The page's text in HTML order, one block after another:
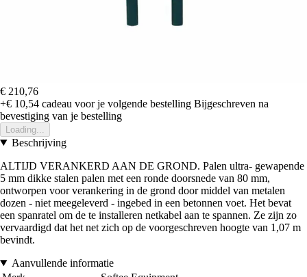
€ 210,76
+€ 10,54 cadeau voor je volgende bestelling Bijgeschreven na
bevestiging van je bestelling
Loading...
Beschrijving
ALTIJD VERANKERD AAN DE GROND. Palen ultra- gewapende
5 mm dikke stalen palen met een ronde doorsnede van 80 mm,
ontworpen voor verankering in de grond door middel van metalen
dozen - niet meegeleverd - ingebed in een betonnen voet. Het bevat
een spanratel om de te installeren netkabel aan te spannen. Ze zijn zo
vervaardigd dat het net zich op de voorgeschreven hoogte van 1,07 m
bevindt.
Aanvullende informatie